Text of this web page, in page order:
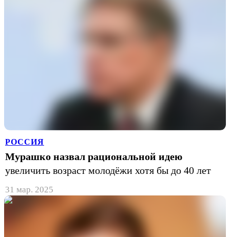
РОССИЯ
Мурашко назвал рациональной идею
увеличить возраст молодёжи хотя бы до 40 лет
31 мар. 2025